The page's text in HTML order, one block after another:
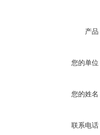
产品
您的单位
您的姓名
联系电话